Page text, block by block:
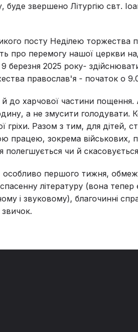
буде звершено Літургію свт.
посту Неділею торжества
про перемогу нашої церкви
березня 2025 року-
православ'я - початок о
до харчової частини пощення.
а не змусити голодувати.
гріхи. Разом з тим, для дітей,
працею, зокрема військових,
полегшується чи й
особливо першого тижня,
літературу (вона тепер
і звуковому), благочинні